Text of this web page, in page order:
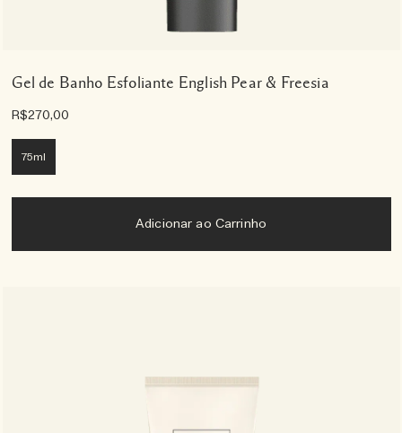
Gel de Banho Esfoliante English Pear & Freesia
R$270,00
75ml
Adicionar ao Carrinho